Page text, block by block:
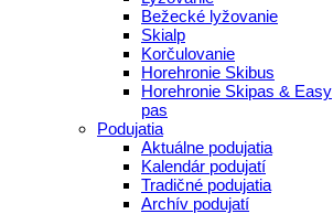
Bežecké lyžovanie
Skialp
Korčulovanie
Horehronie Skibus
Horehronie Skipas & Easy
pas
Podujatia
Aktuálne podujatia
Kalendár podujatí
Tradičné podujatia
Archív podujatí